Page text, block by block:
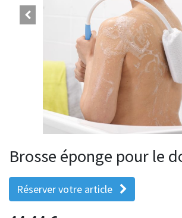
Brosse éponge pour le
Réserver votre article